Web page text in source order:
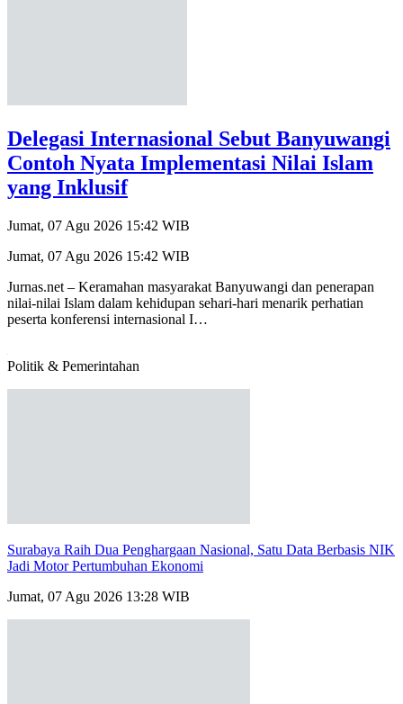
Contoh Nyata Implementasi Nilai Islam
yang Inklusif
Jumat, 07 Agu 2026 15:42 WIB
Jurnas.net – Keramahan masyarakat Banyuwangi dan penerapan
nilai-nilai Islam dalam kehidupan sehari-hari menarik perhatian
peserta konferensi internasional I…
Jadi Motor Pertumbuhan Ekonomi
Jumat, 07 Agu 2026 13:28 WIB